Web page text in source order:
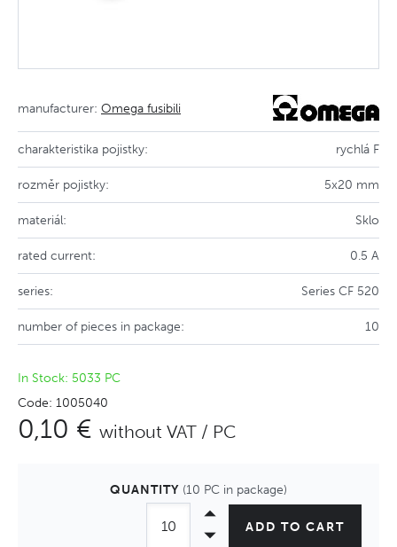
manufacturer: Omega fusibili
charakteristika pojistky: rychlá F
rozměr pojistky: 5x20 mm
materiál: Sklo
rated current: 0.5 A
series: Series CF 520
number of pieces in package: 10
In Stock: 5033 PC
Code: 1005040
0,10 € without VAT / PC
QUANTITY (10 PC in package)
ADD TO CART